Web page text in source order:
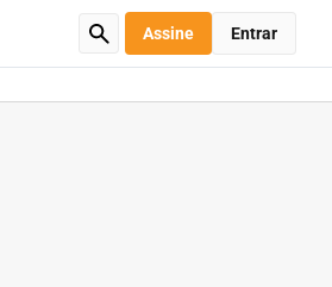
Assine Entrar